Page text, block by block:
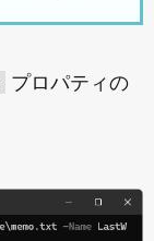
プロパティの